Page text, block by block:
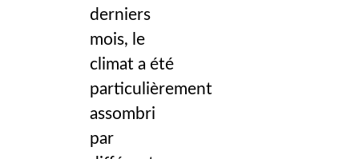
derniers
mois, le
climat a été
particulièrement
assombri
par